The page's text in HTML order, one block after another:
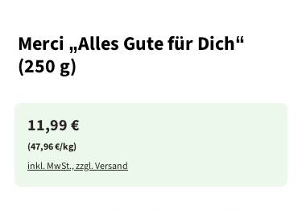
Merci „Alles Gute für Dich“
(250 g)
11,99 €
(47,96 €/kg)
inkl. MwSt., zzgl. Versand